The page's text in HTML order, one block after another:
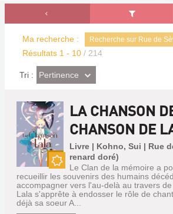
Ma recherche : Recherche sur Rue de
Résultats 1 - 10 / 214
Tri : (Effet
imédiat)
Pertinence
Nouveauté
LA CHANSON
CHANSON DE
Livre | Kohno, Sui | Rue
renard doré)
Le Clan de la mémoire a
recueillir les souvenirs des humains
accompagner vers l'au-delà au travers de
Lala s'apprête à endosser le rôle de
déjà sa soeur A...